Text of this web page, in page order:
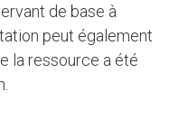
de base à
peut également
la ressource a été